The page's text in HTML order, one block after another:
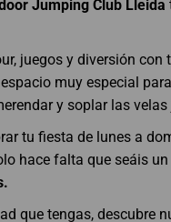
Jumping Club Lleida
juegos y diversión con
muy especial para
y soplar las velas
tu fiesta de lunes a
hace falta que seáis un
que tengas, descubre